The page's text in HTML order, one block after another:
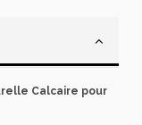
Calcaire pour